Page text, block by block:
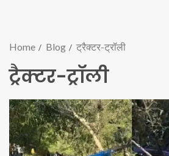
Home Blog ट्रैक्टर-ट्रॉली
ट्रैक्टर-ट्रॉली